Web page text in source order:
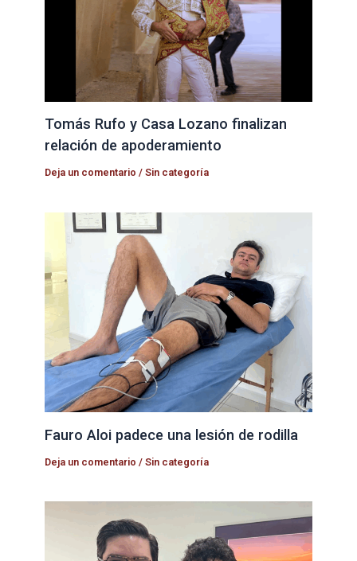
Tomás Rufo y Casa Lozano finalizan
relación de apoderamiento
Deja un comentario /Sin categoría
Fauro Aloi padece una lesión de rodilla
Deja un comentario /Sin categoría